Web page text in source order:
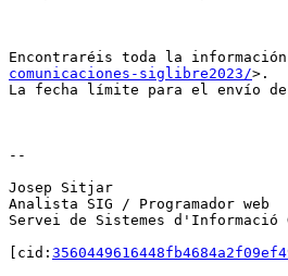
Encontraréis toda la
comunicaciones-siglibre2023/>.
La fecha límite para el envío
--
Josep Sitjar
Analista SIG / Programador web
Servei de Sistemes d'Informació
[cid: